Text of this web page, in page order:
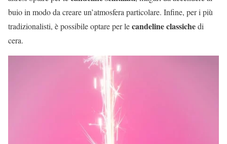
buio in modo da creare un’atmosfera particolare. Infine, per i più
tradizionalisti, è possibile optare per lecandeline classichedi
cera.